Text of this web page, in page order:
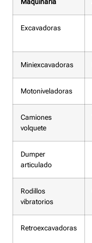
Excavadoras
Miniexcavadoras
Motoniveladoras
Camiones
volquete
Dumper
articulado
Rodillos
vibratorios
Retroexcavadoras